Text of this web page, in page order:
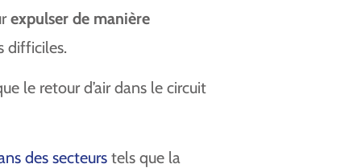
expulser de manière
difficiles.
le retour d’air dans le circuit
des secteurs tels que la